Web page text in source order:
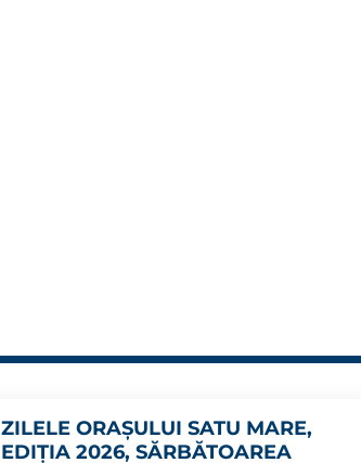
ZILELE ORAȘULUI SATU MARE,
EDIȚIA 2026, SĂRBĂTOAREA